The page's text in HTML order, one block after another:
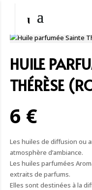
HUILE
THÉRÈSE
6 €
Les huiles de diffusion ou
atmosphère d’ambiance.
Les huiles parfumées
extraits de parfums.
Elles sont destinées à la